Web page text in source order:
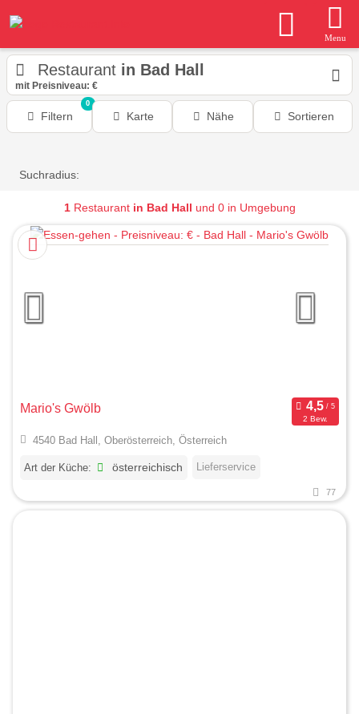
Menu
Restaurant in Bad Hall
mit Preisniveau: €
Filtern
0
Karte Nähe Sortieren
Suchradius:
1Restaurant in Bad Hall und 0 in Umgebung
Mario's Gwölb
2 Bew.
4540 Bad Hall, Oberösterreich, Österreich
Art der Küche: österreichisch Lieferservice
77